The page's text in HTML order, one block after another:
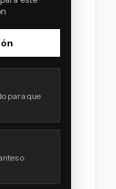
para que
o